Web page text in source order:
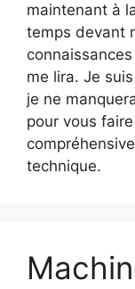
maintenant à
temps devant
me lira. Je
je ne
pour vous
technique.